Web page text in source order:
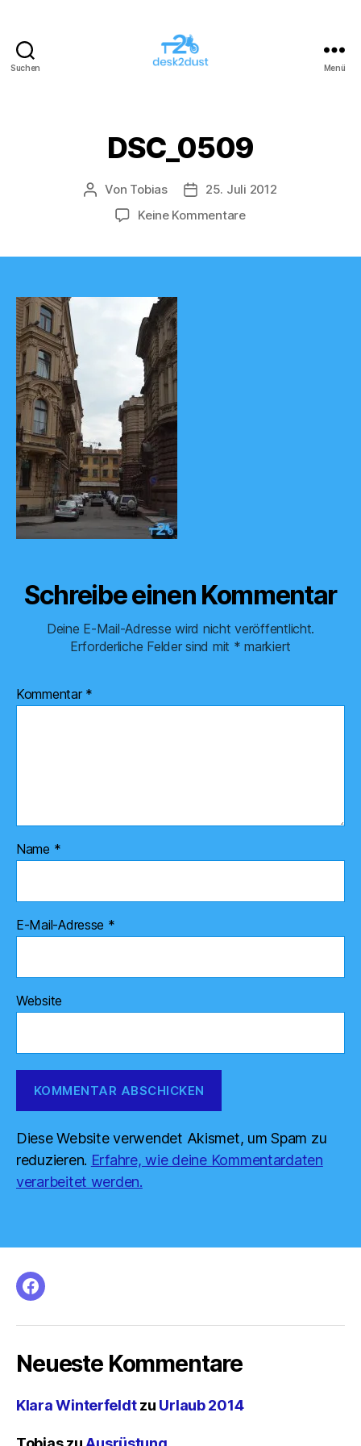
Suchen Menü
DSC_0509
Beitragsautor
Von Tobias Veröffentlichungsdatum
25. Juli 2012
Keine Kommentarezu
Schreibe einen Kommentar
Deine E-Mail-Adresse wird nicht veröffentlicht.
Erforderliche Felder sind mit * markiert
Kommentar *
Name *
E-Mail-Adresse *
Website
Diese Website verwendet Akismet, um Spam zu
reduzieren. Erfahre, wie deine Kommentardaten
verarbeitet werden.
facebook
Neueste Kommentare
Klara Winterfeldtzu Urlaub 2014